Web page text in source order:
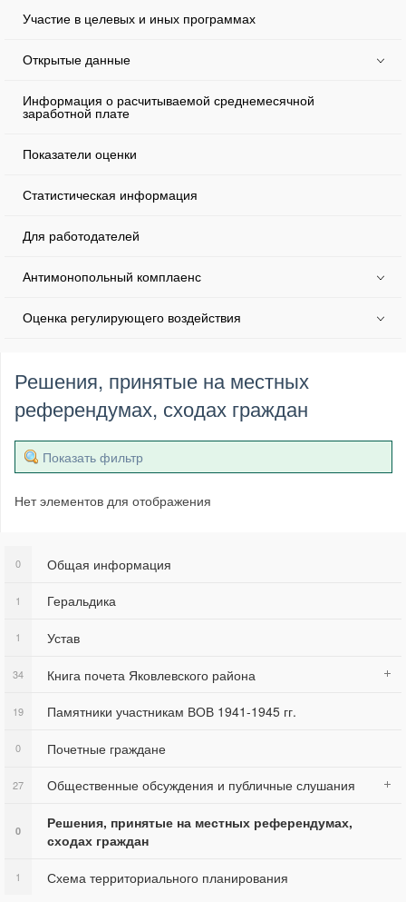
Участие в целевых и иных программах
Открытые данные
Информация о расчитываемой среднемесячной
заработной плате
Показатели оценки
Статистическая информация
Для работодателей
Антимонопольный комплаенс
Оценка регулирующего воздействия
Решения, принятые на местных
референдумах, сходах граждан
Показать фильтр
Нет элементов для отображения
Общая информация
0
Геральдика
1
Устав
1
Книга почета Яковлевского района
34
Памятники участникам ВОВ 1941-1945 гг.
19
Почетные граждане
0
Общественные обсуждения и публичные слушания
27
Решения, принятые на местных референдумах,
сходах граждан
0
Схема территориального планирования
1